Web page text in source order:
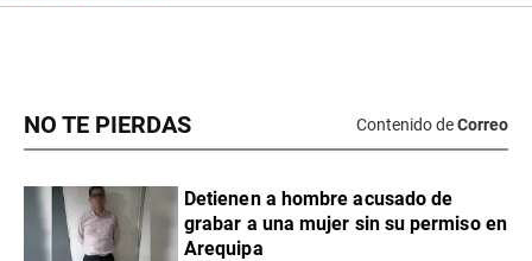
NO TE PIERDAS Contenido deCorreo
Detienen a hombre acusado de
grabar a una mujer sin su permiso en
Arequipa